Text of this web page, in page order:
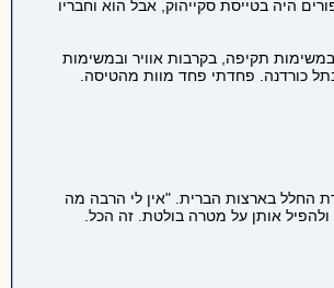
לסקוטלנד ולקנדה. הוא התגייס לחיל האוויר וסיים את קורס הטיס במארס 1973. במלחמת יום הכיפורים היה בטייסת סקייהוק, אבל הוא וחבריו
במשימות תקיפה, בקרבות אוויר ובמשימות
כורדנה. פחדתי פחד מוות מהטיסה.
מעבורת החלל בארצות הברית. "אין לי הרבה מה
אותן על מטרה בולטת. זה הכל.